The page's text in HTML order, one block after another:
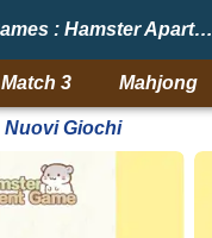
BestAllGames : Hamster Apartment Game
Match 3 Mahjong
Nuovi Giochi